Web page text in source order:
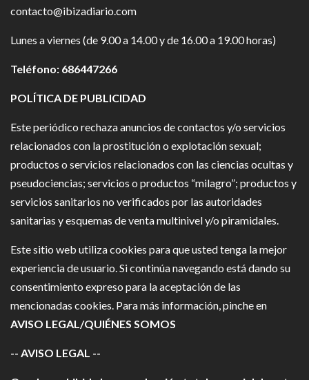
contacto@ibizadiario.com
Lunes a viernes (de 9.00 a 14.00 y de 16.00 a 19.00 horas)
Teléfono: 686447266
POLÍTICA DE PUBLICIDAD
Este periódico rechaza anuncios de contactos y/o servicios
relacionados con la prostitución o explotación sexual;
productos o servicios relacionados con las ciencias ocultas y
pseudociencias; servicios o productos “milagro”; productos y
servicios sanitarios no verificados por las autoridades
sanitarias y esquemas de venta multinivel y/o piramidales.
Este sitio web utiliza cookies para que usted tenga la mejor
experiencia de usuario. Si continúa navegando está dando su
consentimiento expreso para la aceptación de las
mencionadas cookies. Para más información, pinche en
AVISO LEGAL/QUIÉNES SOMOS
-- AVISO LEGAL --